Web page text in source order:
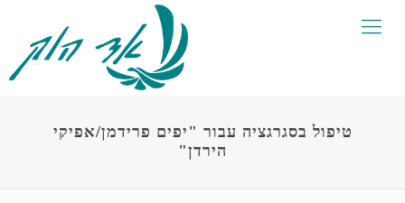
טיפול בסגרגציה עבור "יפים פרידמן/אפיקי
הירדן"